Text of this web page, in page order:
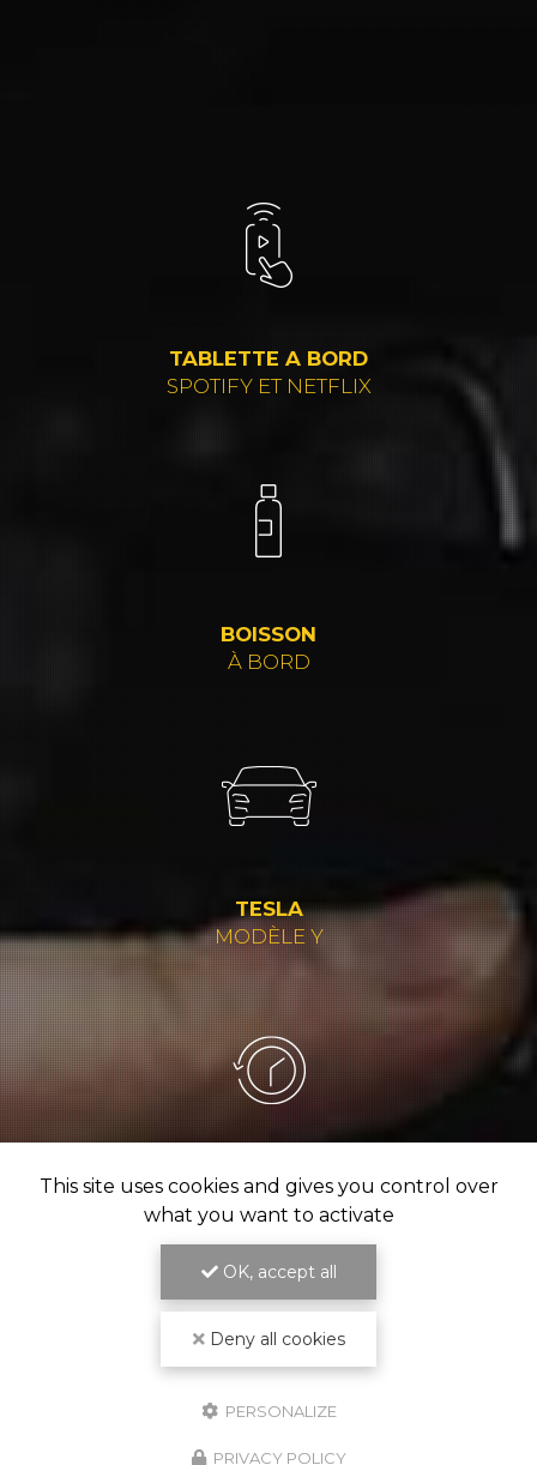
TABLETTE A BORD
SPOTIFY ET NETFLIX
BOISSON
À BORD
TESLA
MODÈLE Y
DISPONIBLE
7/7J 24/24H
This site uses cookies and gives you control over
what you want to activate
OK, accept all
Deny all cookies
PERSONALIZE
PRIVACY POLICY